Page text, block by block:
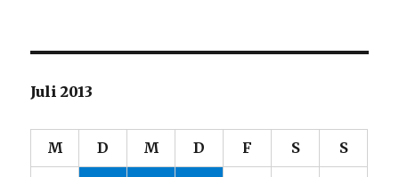
Juli 2013
M D M D F S S